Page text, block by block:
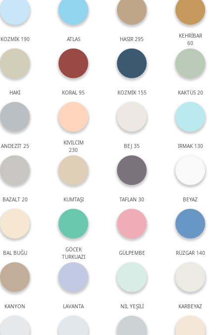
KOZMİK 190 ATLAS HASIR 295
KEHRİBAR
60
HAKİ KORAL 95 KOZMİK 155 KAKTÜS 20
ANDEZİT 25
KIVILCIM
230
BEJ 35 IRMAK 130
BAZALT 20 KUMTAŞI TAFLAN 30 BEYAZ
BAL BUĞU
GÖCEK
TURKUAZI
GÜLPEMBE RÜZGAR 140
KANYON LAVANTA NİL YEŞİLİ KARBEYAZ